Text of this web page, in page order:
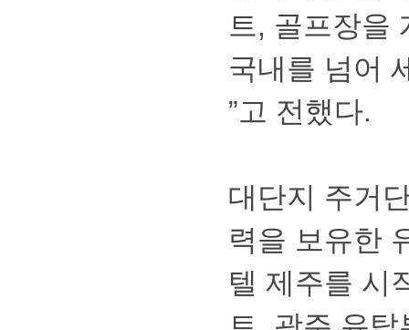
트,골프장을
국내를넘어
”고전했다.
대단지주거
력을보유한
텔제주를시